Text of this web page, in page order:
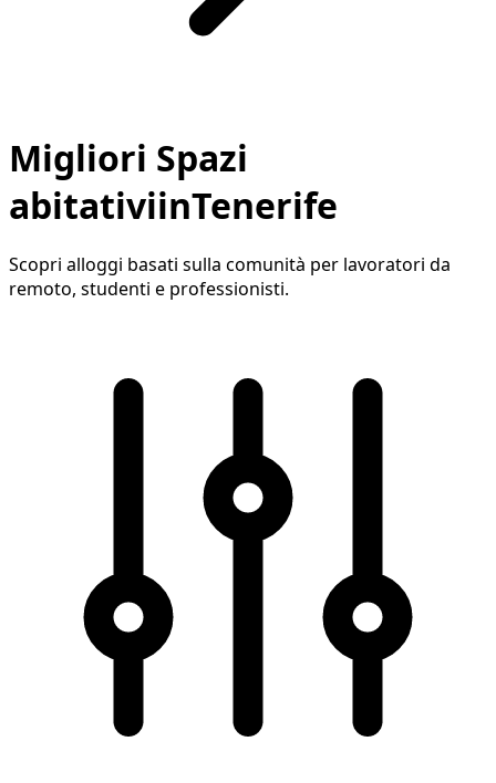
Migliori Spazi
abitativiinTenerife
Scopri alloggi basati sulla comunità per lavoratori da
remoto, studenti e professionisti.